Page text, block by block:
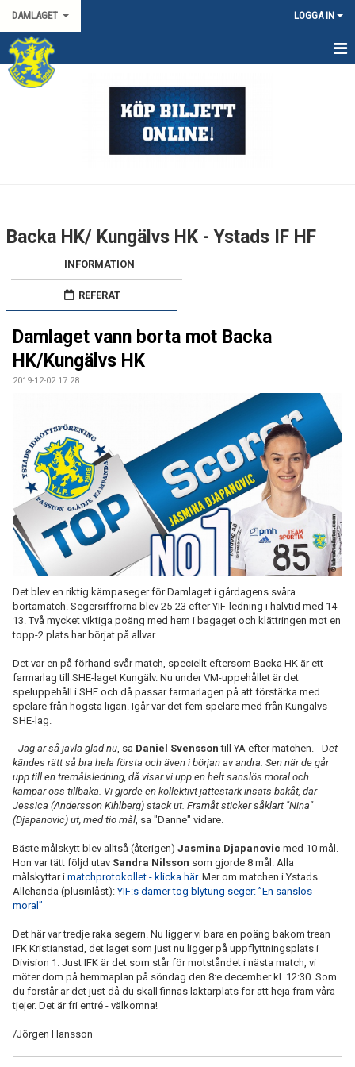
DAMLAGET LOGGA IN
HEM
Backa HK/ Kungälvs HK - Ystads IF HF
INFORMATION
REFERAT
Damlaget vann borta mot Backa
HK/Kungälvs HK
2019-12-02 17:28
Det blev en riktig kämpaseger för Damlaget i gårdagens svåra
bortamatch. Segersiffrorna blev 25-23 efter YIF-ledning i halvtid med 14-
13. Två mycket viktiga poäng med hem i bagaget och klättringen mot en
topp-2 plats har börjat på allvar.
Det var en på förhand svår match, speciellt eftersom Backa HK är ett
farmarlag till SHE-laget Kungälv. Nu under VM-uppehållet är det
speluppehåll i SHE och då passar farmarlagen på att förstärka med
spelare från högsta ligan. Igår var det fem spelare med från Kungälvs
SHE-lag.
- Jag är så jävla glad nu, sa Daniel Svensson till YA efter matchen. - Det
kändes rätt så bra hela första och även i början av andra. Sen när de går
upp till en tremålsledning, då visar vi upp en helt sanslös moral och
kämpar oss tillbaka. Vi gjorde en kollektivt jättestark insats bakåt, där
Jessica (Andersson Kihlberg) stack ut. Framåt sticker såklart "Nina"
(Djapanovic) ut, med tio mål, sa "Danne" vidare.
Bäste målskytt blev alltså (återigen) Jasmina Djapanovic med 10 mål.
Hon var tätt följd utav Sandra Nilsson som gjorde 8 mål. Alla
målskyttar i matchprotokollet - klicka här. Mer om matchen i Ystads
Allehanda (plusinlåst):YIF:s damer tog blytung seger: ”En sanslös
moral”
Det här var tredje raka segern. Nu ligger vi bara en poäng bakom trean
IFK Kristianstad, det laget som just nu ligger på uppflyttningsplats i
Division 1. Just IFK är det som står för motståndet i nästa match, vi
möter dom på hemmaplan på söndag den 8:e december kl. 12:30. Som
du förstår är det just då du skall finnas läktarplats för att heja fram våra
tjejer. Det är fri entré - välkomna!
/Jörgen Hansson